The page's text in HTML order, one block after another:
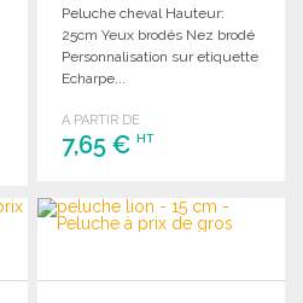
Peluche cheval Hauteur:
25cm Yeux brodés Nez brodé
Personnalisation sur etiquette
Echarpe...
A PARTIR DE
7,65 €HT
COMMANDER
Demander un devis